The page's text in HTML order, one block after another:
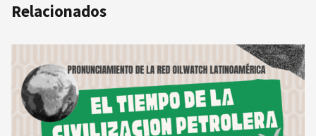
Relacionados